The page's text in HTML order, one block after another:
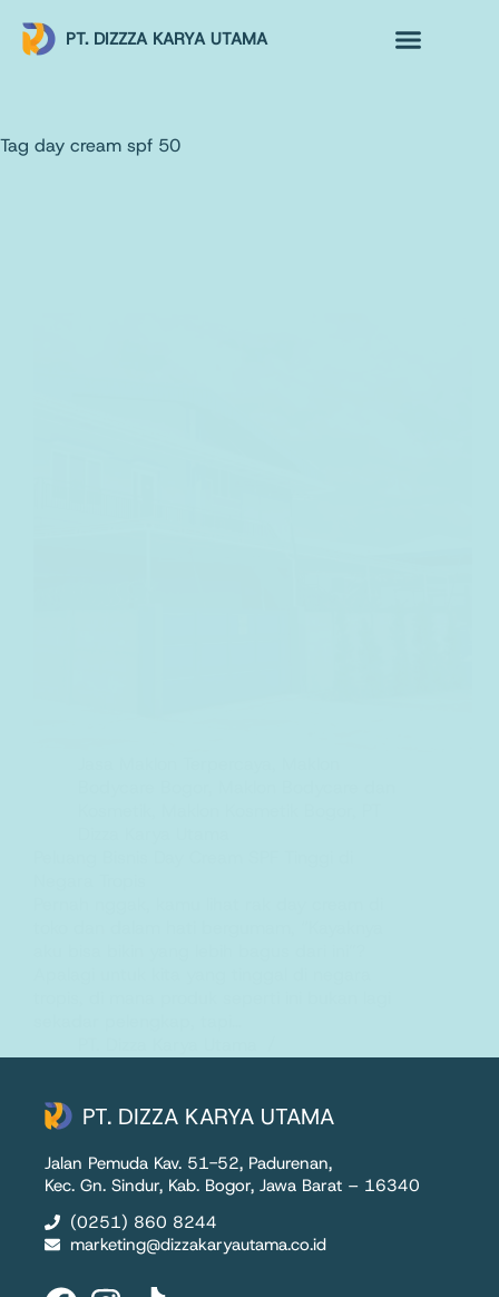
PT. DIZZZA KARYA UTAMA
Tag day cream spf 50
PT. DIZZA KARYA UTAMA
Jalan Pemuda Kav. 51-52, Padurenan,
Kec. Gn. Sindur, Kab. Bogor, Jawa Barat – 16340
(0251) 860 8244
marketing@dizzakaryautama.co.id